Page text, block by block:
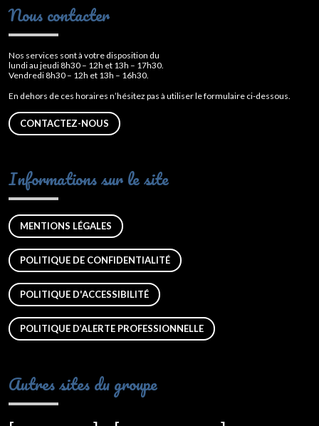
Nous contacter
Nos services sont à votre disposition du
lundi au jeudi 8h30 – 12h et 13h – 17h30.
Vendredi 8h30 – 12h et 13h – 16h30.
En dehors de ces horaires n’hésitez pas à utiliser le formulaire ci-dessous.
CONTACTEZ-NOUS
Informations sur le site
MENTIONS LÉGALES
POLITIQUE DE CONFIDENTIALITÉ
POLITIQUE D'ACCESSIBILITÉ
POLITIQUE D’ALERTE PROFESSIONNELLE
Autres sites du groupe